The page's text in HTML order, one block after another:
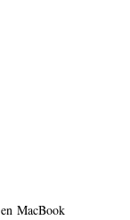
MacBook